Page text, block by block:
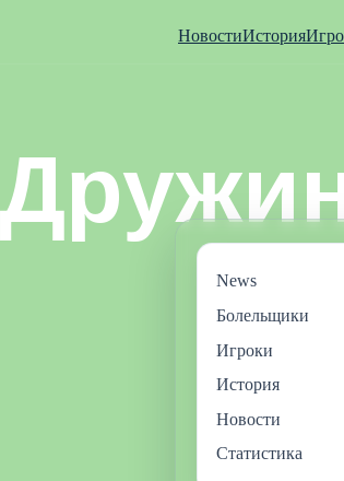
НовостиИстория
News
Болельщики
Игроки
История
Новости
Статистика